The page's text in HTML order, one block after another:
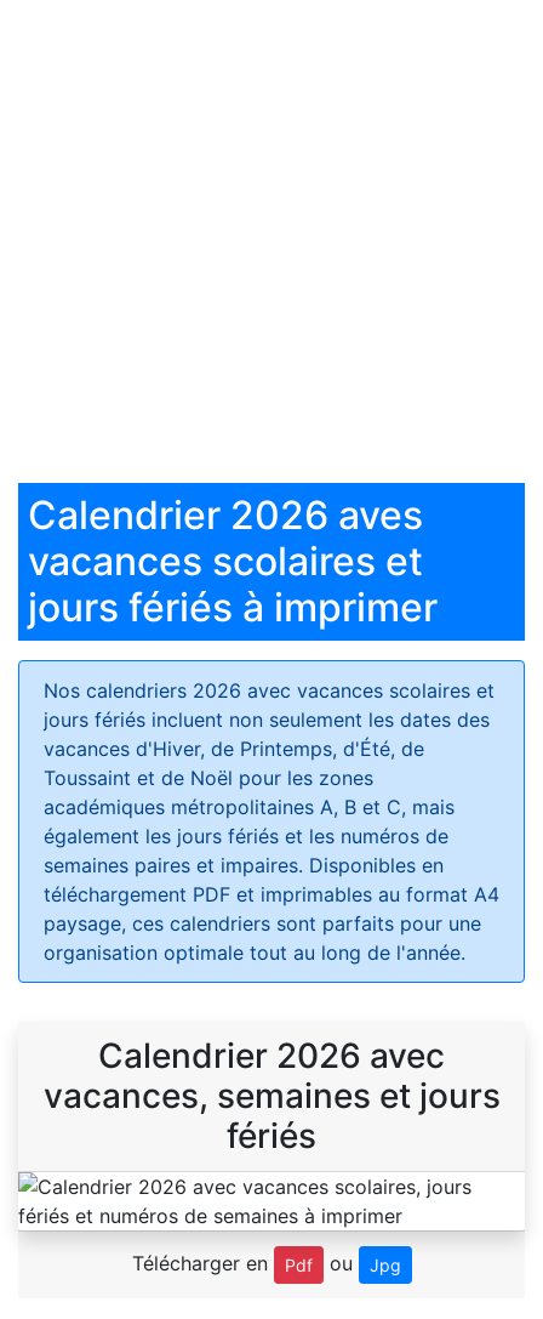
Calendrier 2026 aves
vacances scolaires et
jours fériés à imprimer
Nos calendriers 2026 avec vacances scolaires et
jours fériés incluent non seulement les dates des
vacances d'Hiver, de Printemps, d'Été, de
Toussaint et de Noël pour les zones
académiques métropolitaines A, B et C, mais
également les jours fériés et les numéros de
semaines paires et impaires. Disponibles en
téléchargement PDF et imprimables au format A4
paysage, ces calendriers sont parfaits pour une
organisation optimale tout au long de l'année.
Calendrier 2026 avec
vacances, semaines et jours
fériés
Télécharger en Pdf ou Jpg